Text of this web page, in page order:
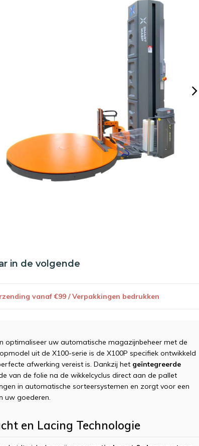
in de volgende
vanaf €99 / Verpakkingen bedrukken
optimaliseer uw automatische magazijnbeheer met de
uit de X100-serie is de X100P specifiek ontwikkeld
afwerking vereist is. Dankzij het geïntegreerde
van de folie na de wikkelcyclus direct aan de pallet
in automatische sorteersystemen en zorgt voor een
uw goederen.
en Lacing Technologie